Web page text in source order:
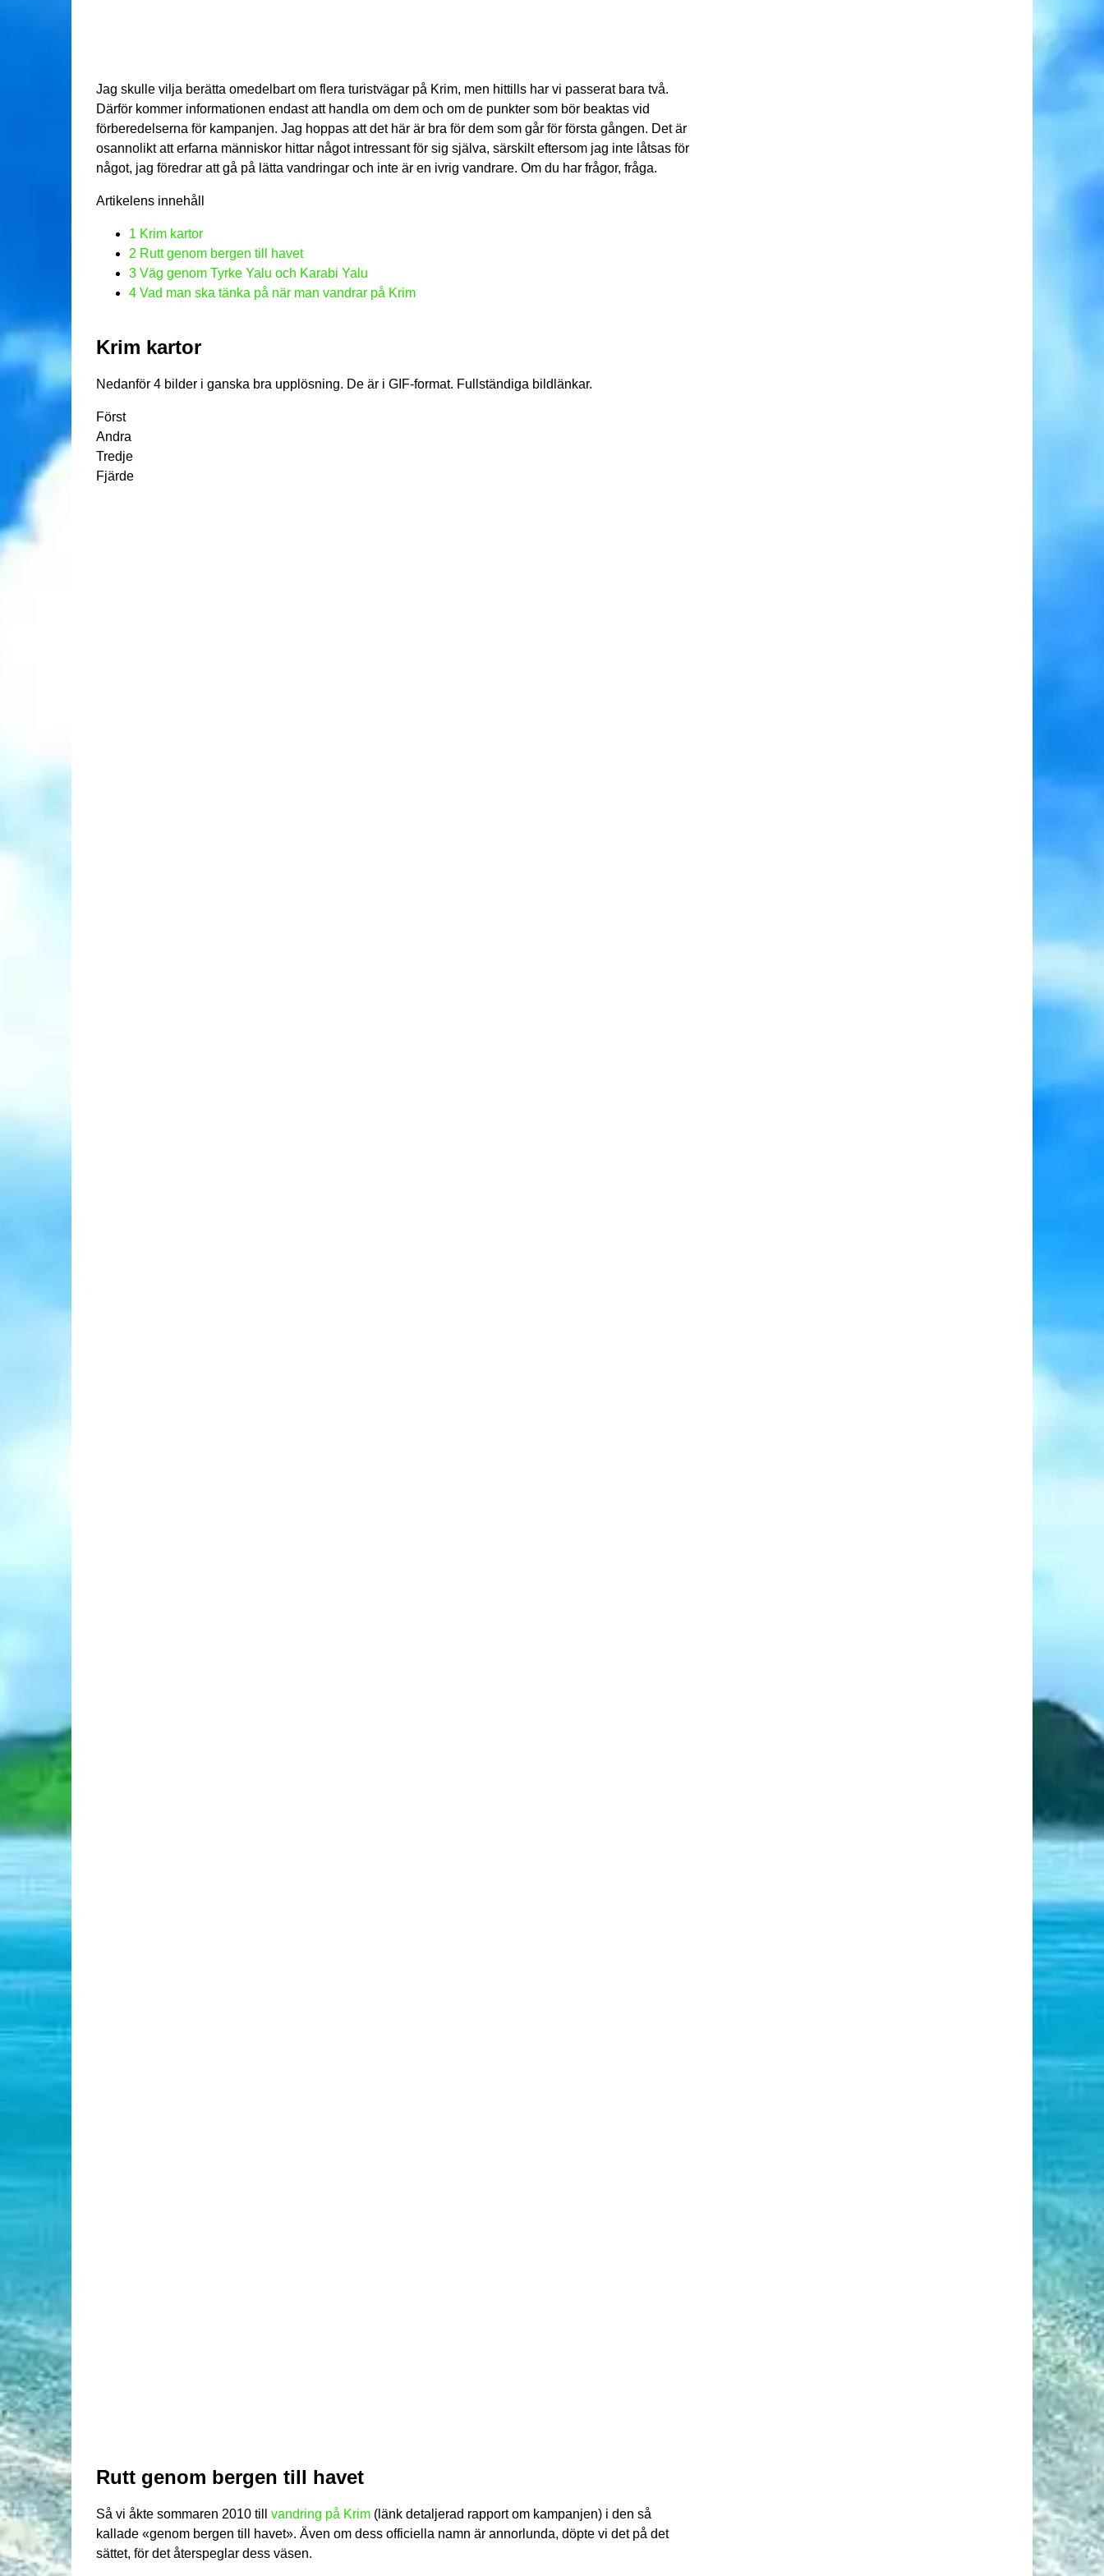
Jag skulle vilja berätta omedelbart om flera turistvägar på Krim, men hittills har vi passerat bara två.
Därför kommer informationen endast att handla om dem och om de punkter som bör beaktas vid
förberedelserna för kampanjen. Jag hoppas att det här är bra för dem som går för första gången. Det är
osannolikt att erfarna människor hittar något intressant för sig själva, särskilt eftersom jag inte låtsas för
något, jag föredrar att gå på lätta vandringar och inte är en ivrig vandrare. Om du har frågor, fråga.
Artikelens innehåll
1 Krim kartor
2 Rutt genom bergen till havet
3 Väg genom Tyrke Yalu och Karabi Yalu
4 Vad man ska tänka på när man vandrar på Krim
Krim kartor
Nedanför 4 bilder i ganska bra upplösning. De är i GIF-format. Fullständiga bildlänkar.
Först
Andra
Tredje
Fjärde
Rutt genom bergen till havet
Så vi åkte sommaren 2010 till vandring på Krim (länk detaljerad rapport om kampanjen) i den så
kallade «genom bergen till havet». Även om dess officiella namn är annorlunda, döpte vi det på det
sättet, för det återspeglar dess väsen.